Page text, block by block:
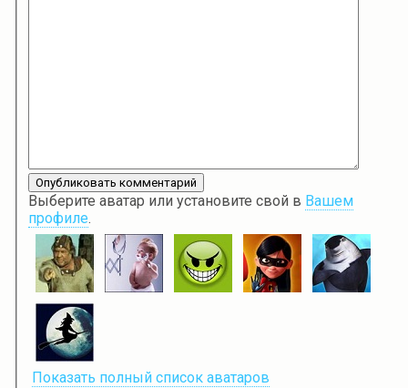
Выберите аватар или установите свой в Вашем
профиле.
Показать полный список аватаров